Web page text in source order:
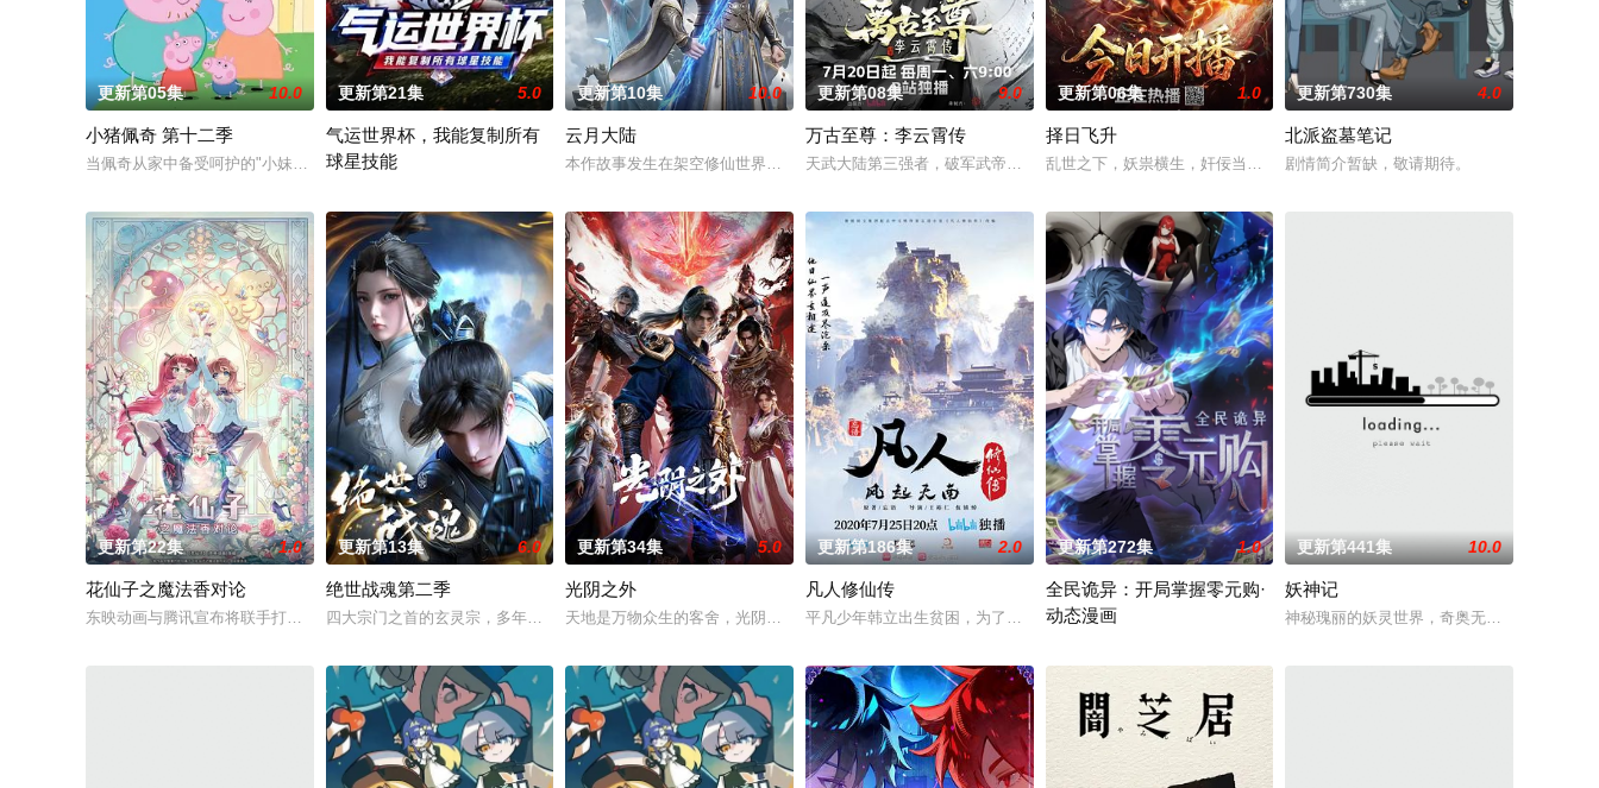
更新第05集 10.0
小猪佩奇 第十二季
当佩奇从家中备受呵护的"小妹妹"一跃成为肩负责任的"大姐姐"，而乔治从集万千宠爱于一身的"
更新第21集 5.0
气运世界杯，我能复制所有
球星技能
更新第10集 10.0
云月大陆
本作故事发生在架空修仙世界——云月大陆。 大陆鼎盛时期由浣溪沙、赤霞峰、风吟山庄、无尘岛、轩辕门五大宗门共同守护，仙道昌盛。可轩辕门宗
更新第08集 9.0
万古至尊：李云霄传
天武大陆第三强者，破军武帝古飞扬被世界规则所限，修为困在九天武帝境多年，难以突破。为了摆脱困境，借助
更新第06集 1.0
择日飞升
乱世之下，妖祟横生，奸佞当道。又值幽界入侵，人、幽两界势力荼毒人间，
更新第730集 4.0
北派盗墓笔记
剧情简介暂缺，敬请期待。
更新第22集 1.0
花仙子之魔法香对论
东映动画与腾讯宣布将联手打造『花仙子』全新动画 新作将继承经典、结合潮流、呈现崭新的花仙子世界。
更新第13集 6.0
绝世战魂第二季
四大宗门之首的玄灵宗，多年来第一次来临水城选拔弟子，方秦两家围绕这一个将决定二者命运的契机，展开明争暗斗。最终，秦南依靠潜心修炼、绝佳天资以
更新第34集 5.0
光阴之外
天地是万物众生的客舍，光阴是古往今来的过客。苍天残面张开诡异之眼，所视之处生灵涂炭，化为永恒的禁区。末世之中，因果随行，死地后生。
更新第186集 2.0
凡人修仙传
平凡少年韩立出生贫困，为了让家人过上更好的生活，自愿前去七玄门参加入门考核，最终被墨大夫收入门下。墨
更新第272集 1.0
全民诡异：开局掌握零元购·
动态漫画
更新第441集 10.0
妖神记
神秘瑰丽的妖灵世界，奇奥无穷的时空妖灵